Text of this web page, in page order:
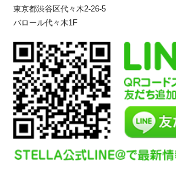
東京都渋谷区代々木2-26-5
バロール代々木1F